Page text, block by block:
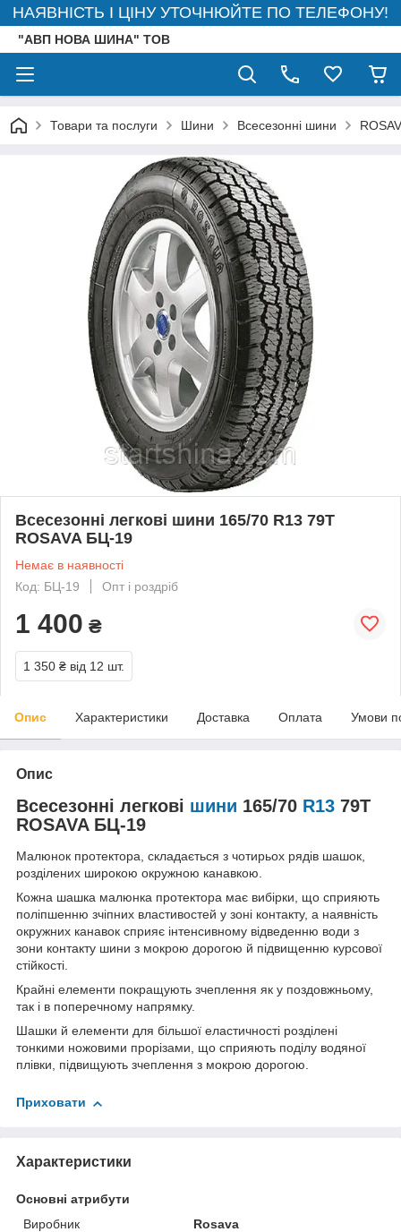
НАЯВНІСТЬ І ЦІНУ УТОЧНЮЙТЕ ПО ТЕЛЕФОНУ!
"АВП НОВА ШИНА" ТОВ
Товари та послуги Шини Всесезонні шини
Всесезонні легкові шини 165/70 R13 79T
ROSAVA БЦ-19
Немає в наявності
Код: БЦ-19
Опт і роздріб
1 400 ₴
1 350 ₴ від 12 шт.
Опис Характеристики Доставка Оплата Умови
Опис
Всесезонні легкові шини 165/70 R13 79T
ROSAVA БЦ-19
Малюнок протектора, складається з чотирьох рядів шашок,
розділених широкою окружною канавкою.
Кожна шашка малюнка протектора має вибірки, що сприяють
поліпшенню зчіпних властивостей у зоні контакту, а наявність
окружних канавок сприяє інтенсивному відведенню води з
зони контакту шини з мокрою дорогою й підвищенню курсової
стійкості.
Крайні елементи покращують зчеплення як у поздовжньому,
так і в поперечному напрямку.
Шашки й елементи для більшої еластичності розділені
тонкими ножовими прорізами, що сприяють поділу водяної
плівки, підвищують зчеплення з мокрою дорогою.
Приховати
Характеристики
Основні атрибути
Виробник
Rosava